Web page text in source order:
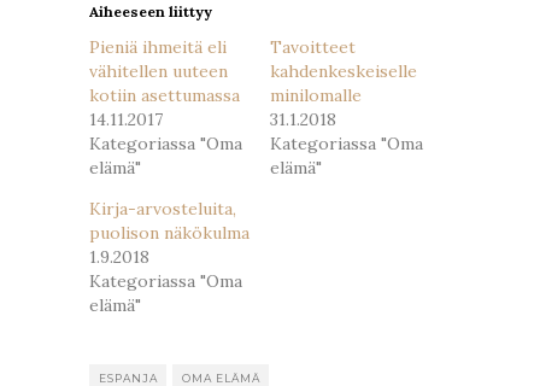
Aiheeseen liittyy
Pieniä ihmeitä eli
vähitellen uuteen
kotiin asettumassa
14.11.2017
Kategoriassa "Oma
elämä"
Tavoitteet
kahdenkeskeiselle
minilomalle
31.1.2018
Kategoriassa "Oma
elämä"
Kirja-arvosteluita,
puolison näkökulma
1.9.2018
Kategoriassa "Oma
elämä"
ESPANJA OMA ELÄMÄ